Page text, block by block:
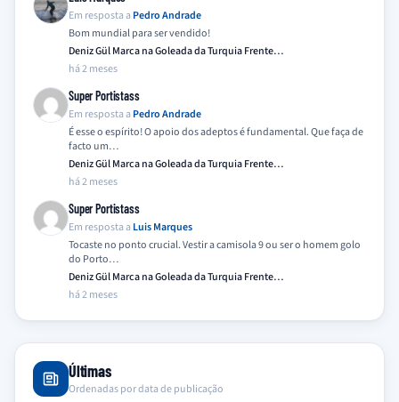
Em resposta a Pedro Andrade
Bom mundial para ser vendido!
Deniz Gül Marca na Goleada da Turquia Frente…
há 2 meses
Super Portistass
Em resposta a Pedro Andrade
É esse o espírito! O apoio dos adeptos é fundamental. Que faça de
facto um…
Deniz Gül Marca na Goleada da Turquia Frente…
há 2 meses
Super Portistass
Em resposta a Luis Marques
Tocaste no ponto crucial. Vestir a camisola 9 ou ser o homem golo
do Porto…
Deniz Gül Marca na Goleada da Turquia Frente…
há 2 meses
Últimas
Ordenadas por data de publicação